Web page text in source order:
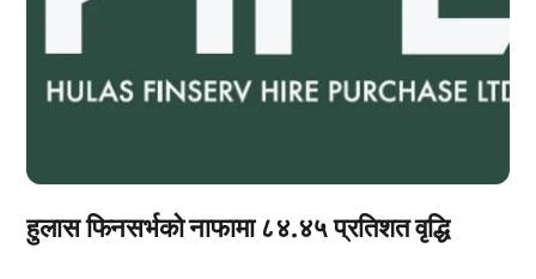
हुलास फिनसर्भको नाफामा ८४.४५ प्रतिशत वृद्धि